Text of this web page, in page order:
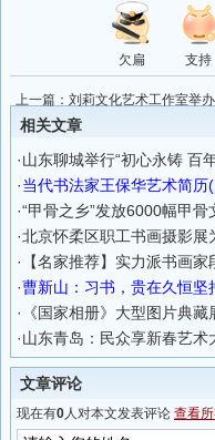
欠扁 支持
上一篇： 刘莉文化艺术工作室举
相关文章
·山东聊城举行“初心永铸 百
·当代书法家王保华艺术简历
·“甲骨之乡”发放6000幅甲骨
·北京怀柔区职工书画摄影展
·
【名家推荐】实力派书画
·曹新山：习书，贵在久恒坚
·
《国家相册》大型图片典
·山东青岛：民众享新春艺术
文章评论
现在有0人对本文发表评论 查看